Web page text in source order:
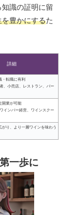
識の証明に留
豊かにするた
詳細
・転職に有利
、小売店、レストラン、バー
開業が可能
インバー経営、ワインスクー
がり、より一層ワインを味わう
一歩に